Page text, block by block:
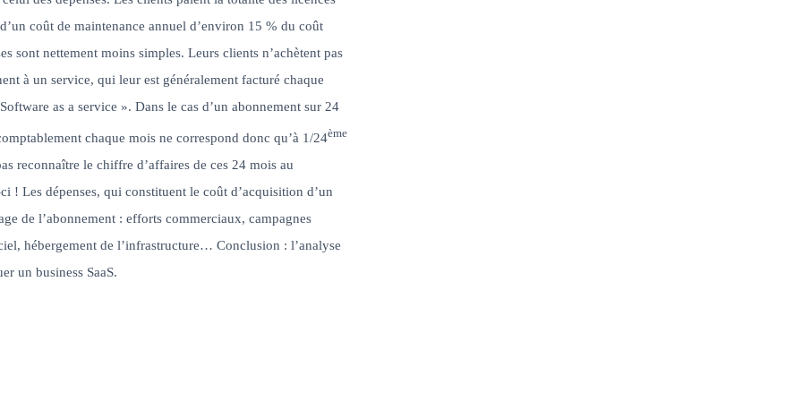
coût de maintenance annuel d’environ 15 % du coût
sont nettement moins simples. Leurs clients n’achètent pas
à un service, qui leur est généralement facturé chaque
as a service ». Dans le cas d’un abonnement sur 24
chaque mois ne correspond donc qu’à 1/24ème
reconnaître le chiffre d’affaires de ces 24 mois au
! Les dépenses, qui constituent le coût d’acquisition d’un
de l’abonnement : efforts commerciaux, campagnes
hébergement de l’infrastructure… Conclusion : l’analyse
un business SaaS.